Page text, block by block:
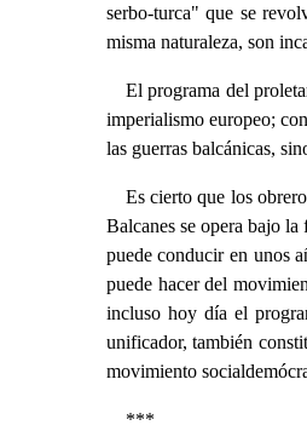
serbo-turca" que se
misma naturaleza, son
El programa del
imperialismo europeo;
las guerras balcánicas,
Es cierto que los
Balcanes se opera bajo
puede conducir en unos
puede hacer del
incluso hoy día el
unificador, también
movimiento
***